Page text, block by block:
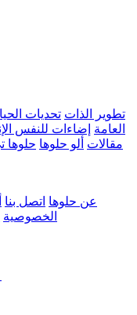
تطوير الذات تحديات
العامة إضاءات للنفس
مقالات ألو حلوها حلوها
عن حلوها اتصل بنا
الخصوصية